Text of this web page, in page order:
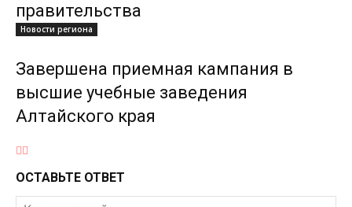
правительства
Новости региона
Завершена приемная кампания в
высшие учебные заведения
Алтайского края
ОСТАВЬТЕ ОТВЕТ